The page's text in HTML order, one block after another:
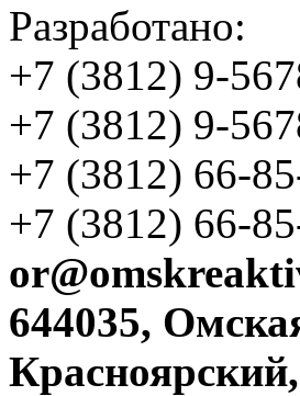
Разработано:
+7 (3812) 9-
+7 (3812) 9-
+7 (3812) 66-
+7 (3812) 66-
644035,